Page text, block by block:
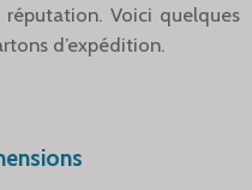
Voici quelques
d’expédition.